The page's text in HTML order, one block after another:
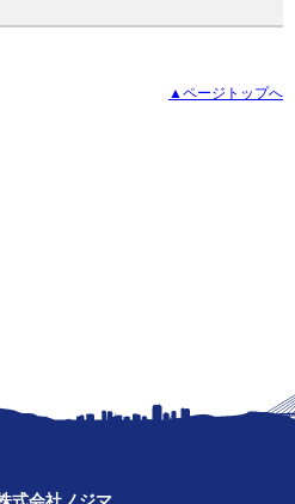
▲ページトップへ